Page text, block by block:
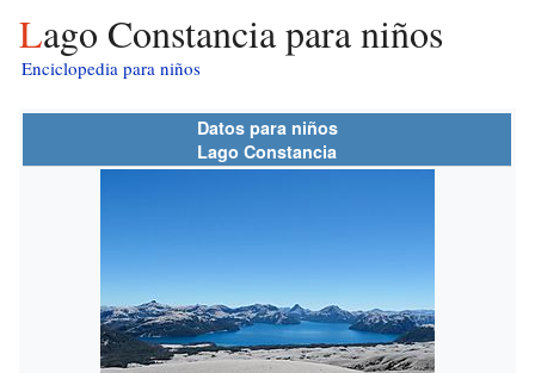
Lago Constancia para niños
Enciclopedia para niños
Datos para niños
Lago Constancia